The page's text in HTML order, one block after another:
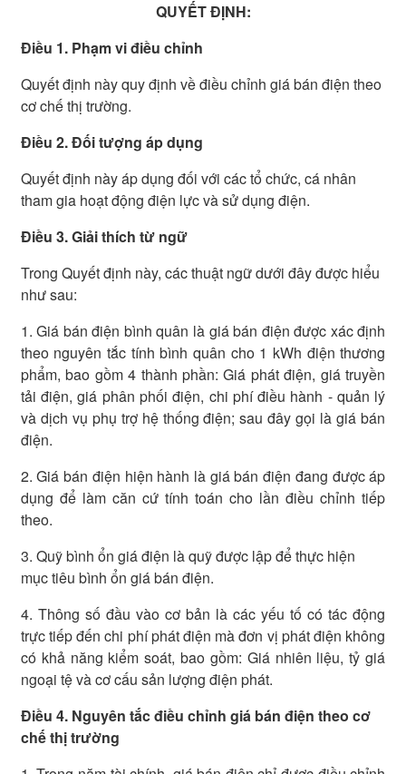
QUYẾT ĐỊNH:
Điều 1. Phạm vi điều chỉnh
Quyết định này quy định về điều chỉnh giá bán điện theo
cơ chế thị trường.
Điều 2. Đối tượng áp dụng
Quyết định này áp dụng đối với các tổ chức, cá nhân
tham gia hoạt động điện lực và sử dụng điện.
Điều 3. Giải thích từ ngữ
Trong Quyết định này, các thuật ngữ dưới đây được hiểu
như sau:
1. Giá bán điện bình quân là giá bán điện được xác định
theo nguyên tắc tính bình quân cho 1 kWh điện thương
phẩm, bao gồm 4 thành phần: Giá phát điện, giá truyền
tải điện, giá phân phối điện, chi phí điều hành - quản lý
và dịch vụ phụ trợ hệ thống điện; sau đây gọi là giá bán
điện.
2. Giá bán điện hiện hành là giá bán điện đang được áp
dụng để làm căn cứ tính toán cho lần điều chỉnh tiếp
theo.
3. Quỹ bình ổn giá điện là quỹ được lập để thực hiện
mục tiêu bình ổn giá bán điện.
4. Thông số đầu vào cơ bản là các yếu tố có tác động
trực tiếp đến chi phí phát điện mà đơn vị phát điện không
có khả năng kiểm soát, bao gồm: Giá nhiên liệu, tỷ giá
ngoại tệ và cơ cấu sản lượng điện phát.
Điều 4. Nguyên tắc điều chỉnh giá bán điện theo cơ
chế thị trường